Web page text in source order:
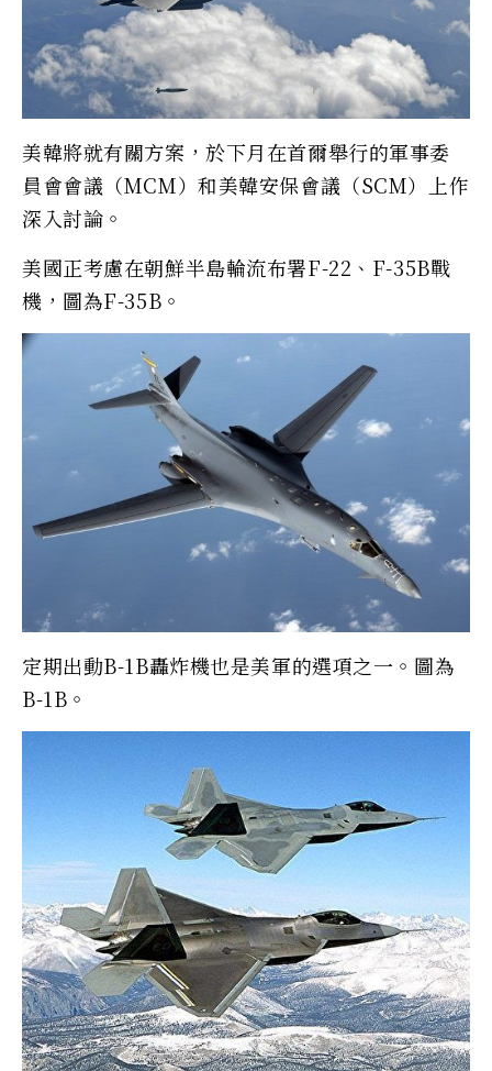
美韓將就有關方案，於下月在首爾舉行的軍事委
員會會議（MCM）和美韓安保會議（SCM）上作
深入討論。
美國正考慮在朝鮮半島輪流布署F-22、F-35B戰
機，圖為F-35B。
定期出動B-1B轟炸機也是美軍的選項之一。圖為
B-1B。